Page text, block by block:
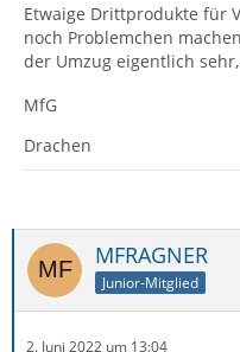
Etwaige Drittprodukte für
noch Problemchen
der Umzug eigentlich
MfG
Drachen
MFRAGNER
Junior-Mitglied
2. Juni 2022 um 13:04